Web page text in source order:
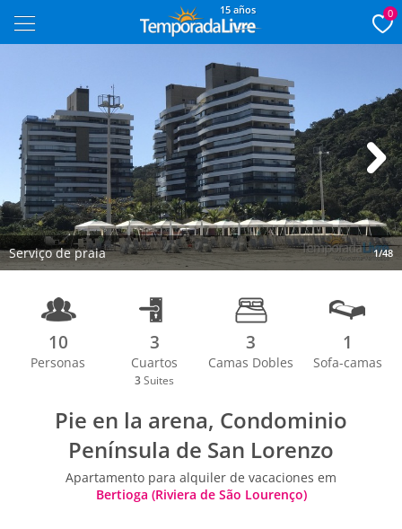
15 años 0
Serviço de praia 1/48
Next
10
Personas
3
Cuartos
3 Suites
3
Camas Dobles
1
Sofa-camas
Pie en la arena, Condominio
Península de San Lorenzo
Apartamento para alquiler de vacaciones em
Bertioga (Riviera de São Lourenço)